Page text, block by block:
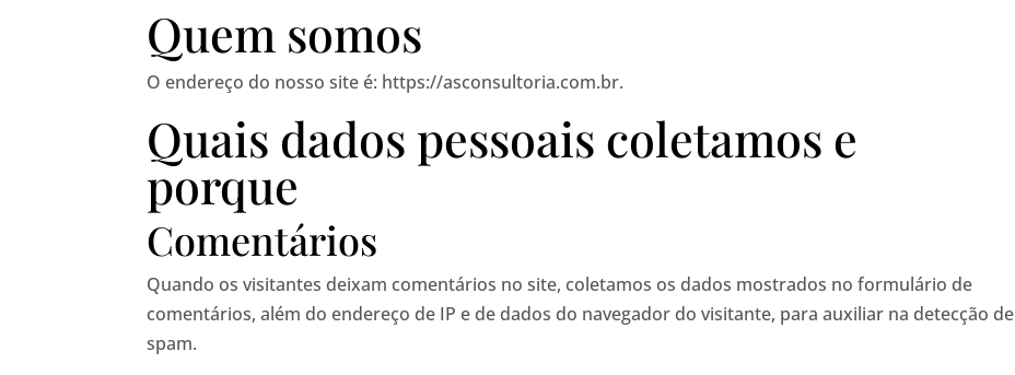
Quem somos
O endereço do nosso site é: https://asconsultoria.com.br.
Quais dados pessoais coletamos e
porque
Comentários
Quando os visitantes deixam comentários no site, coletamos os dados mostrados no formulário de
comentários, além do endereço de IP e de dados do navegador do visitante, para auxiliar na detecção de
spam.